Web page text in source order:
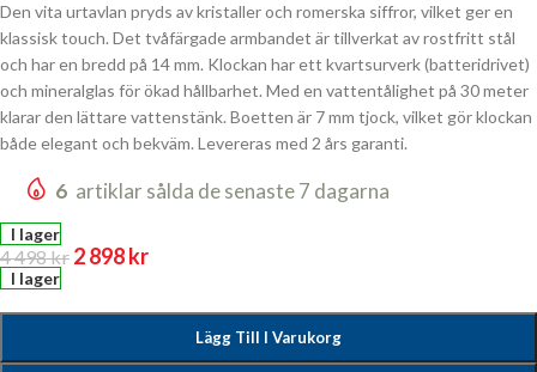
Den vita urtavlan pryds av kristaller och romerska siffror, vilket ger en
klassisk touch. Det tvåfärgade armbandet är tillverkat av rostfritt stål
och har en bredd på 14 mm. Klockan har ett kvartsurverk (batteridrivet)
och mineralglas för ökad hållbarhet. Med en vattentålighet på 30 meter
klarar den lättare vattenstänk. Boetten är 7 mm tjock, vilket gör klockan
både elegant och bekväm. Levereras med 2 års garanti.
6 artiklar sålda de senaste 7 dagarna
I lager
4 498kr 2 898kr
I lager
Lägg Till I Varukorg